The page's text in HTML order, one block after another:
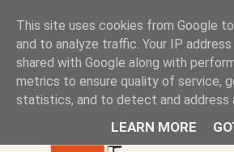
Книжен ъгъл
Блог на книжарницата — класации,
ул. „Оборище" 117, София· пон–пет
This site uses cookies from Google
and to analyze traffic. Your IP
shared with Google along with
metrics to ensure quality of service,
statistics, and to detect and address
LEARN MORE